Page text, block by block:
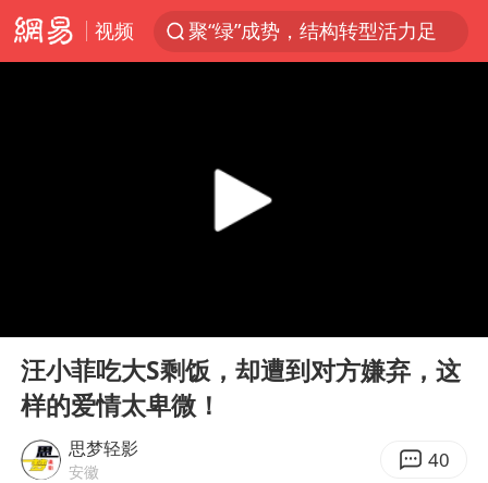
视频
聚“绿”成势，结构转型活力足
金饰克价大幅跳涨
多地要求领导干部带头休假
女子利用漏洞0元买了3千台电器
Play
汪小菲吃大S剩饭，却遭到对方嫌弃，这
样的爱情太卑微！
思梦轻影
安徽 40